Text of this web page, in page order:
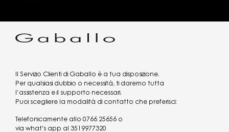
Il Servizio Clienti di Gaballo è a tua disposizione.
Per qualsiasi dubbio o necessità, ti daremo tutta
l’assistenza e il supporto necessari.
Puoi scegliere la modalità di contatto che preferisci:
Telefonicamente allo 0766 25656 o
via what's app al 3519977320